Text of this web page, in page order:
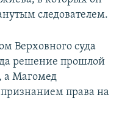
следователем.
Верховного суда
решение прошлой
а Магомед
права на